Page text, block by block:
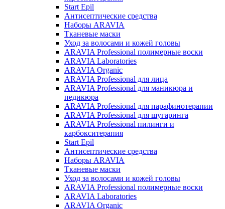
Start Epil
Антисептические средства
Наборы ARAVIA
Тканевые маски
Уход за волосами и кожей головы
ARAVIA Professional полимерные воски
ARAVIA Laboratories
ARAVIA Organic
ARAVIA Professional для лица
ARAVIA Professional для маникюра и
педикюра
ARAVIA Professional для парафинотерапии
ARAVIA Professional для шугаринга
ARAVIA Professional пилинги и
карбокситерапия
Start Epil
Антисептические средства
Наборы ARAVIA
Тканевые маски
Уход за волосами и кожей головы
ARAVIA Professional полимерные воски
ARAVIA Laboratories
ARAVIA Organic